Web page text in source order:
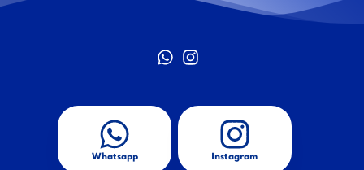
Whatsapp Instagram